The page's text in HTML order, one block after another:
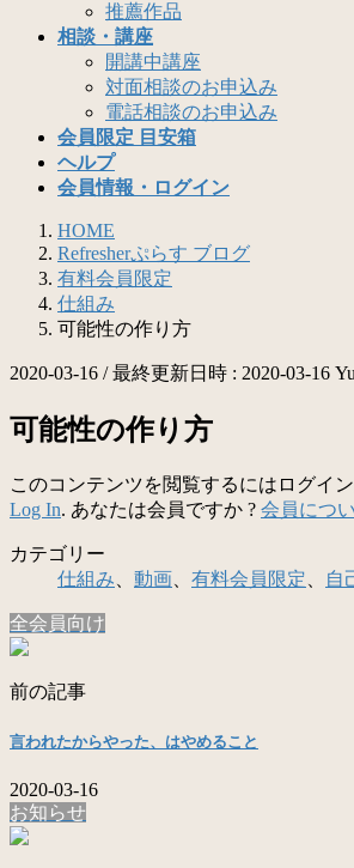
推薦作品
相談・講座
開講中講座
対面相談のお申込み
電話相談のお申込み
会員限定 目安箱
ヘルプ
会員情報・ログイン
HOME
Refresherぷらす ブログ
有料会員限定
仕組み
可能性の作り方
2020-03-16 / 最終更新日時 : 2020-03-16
可能性の作り方
このコンテンツを閲覧するにはログイ
Log In. あなたは会員ですか ? 会員につ
カテゴリー
仕組み
動画 有料会員限定 自
全会員向け
前の記事
言われたからやった、はやめること
2020-03-16
お知らせ